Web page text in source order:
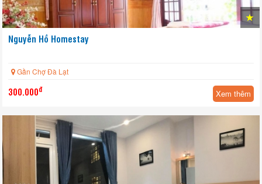
Nguyễn Hồ Homestay
Gần Chợ Đà Lạt
300.000đ Xem thêm